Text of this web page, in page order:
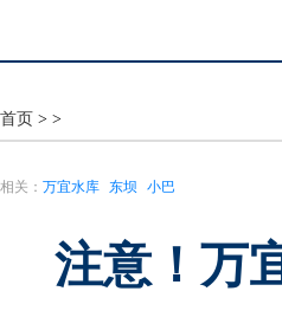
首页 > >
相关： 万宜水库 东坝 小巴
注意！万